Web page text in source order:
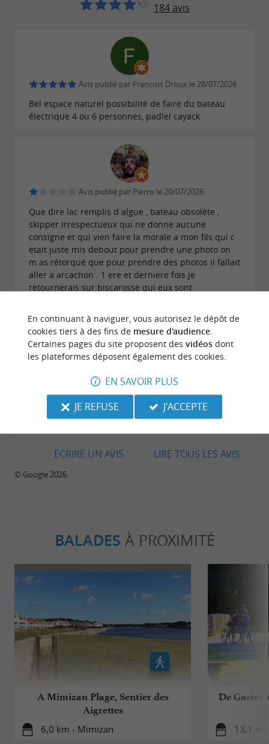
Réservations de groupe: Vous souhaitez
pas à nous contacter directement par e-mail
pour toute demande sur mesure.
Pour plus de détails sur l'ensemble de nos offres et
nos horaires complets, n'hésitez pas à parcourir
184 avis
Avis publié par Francisis Droux le 28/07/2026
Bel espace naturel possibilité de faire du bateau
électrique 4 ou 6 personnes, padlel cayack
Avis publié par Pierro le 20/07/2026
Que dire lac remplis d algue , bateau obsolète ,
skipper irrespectueux qui ne donne aucune
consigne et qui vien faire la morale a mon fils qui c
etait juste mis debout pour prendre une photo on
m as rétorqué que pour prendre des photos il fallait
aller a arcachon . 1 ere et derniere fois je
retournerais sur biscarosse qui eux sont
Avis publié par Karine Bony le 10/07/2026
Super court de paddle, merci à Louise pour sa
patience et son professionnalisme. Pour mon
premier court. 👍 Merci je recommande à 100%.
LIRE TOUS LES AVIS
ECRIRE UN AVIS
© Google 2026
BALADES À PROXIMITÉ
A Mimizan Plage, Sentier des
Aigrettes
6,0 km - Mimizan
De Gastes
13,1
En continuant à naviguer, vous autorisez le dépôt de
cookies tiers à des fins de mesure d'audience.
Certaines pages du site proposent des vidéosdont
les plateformes déposent également des cookies.
EN SAVOIR PLUS
JE REFUSE
J'ACCEPTE